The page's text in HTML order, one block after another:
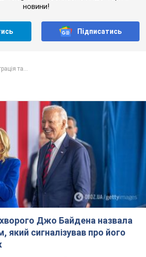
Джо Байдена назвала
сигналізував про його
цьому належної уваги
т.
у Карпатах
чому ведучу
на пряму комунікацію в